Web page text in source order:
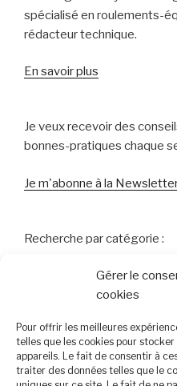
Gérer le
cookies
Pour offrir les meilleures
telles que les cookies pour
appareils. Le fait de consentir à
traiter des données telles que le
Awards
2022) »
spécialisé en roulements-
rédacteur technique.
En savoir plus
Je veux recevoir des
bonnes-pratiques chaque
Je m'abonne à la
Recherche par catégorie :
Technique-roulement
Monitoring